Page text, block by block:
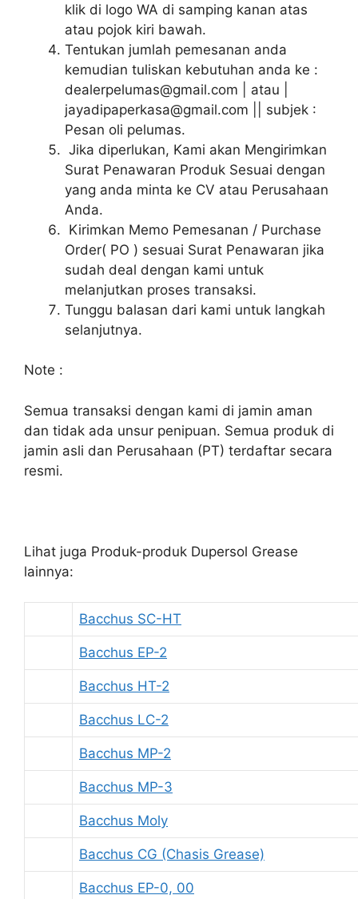
klik di logo WA di samping kanan atas
atau pojok kiri bawah.
Tentukan jumlah pemesanan anda
kemudian tuliskan kebutuhan anda ke :
dealerpelumas@gmail.com | atau |
jayadipaperkasa@gmail.com || subjek :
Pesan oli pelumas.
Jika diperlukan, Kami akan Mengirimkan
Surat Penawaran Produk Sesuai dengan
yang anda minta ke CV atau Perusahaan
Anda.
Kirimkan Memo Pemesanan / Purchase
Order( PO ) sesuai Surat Penawaran jika
sudah deal dengan kami untuk
melanjutkan proses transaksi.
Tunggu balasan dari kami untuk langkah
selanjutnya.
Note :
Semua transaksi dengan kami di jamin aman
dan tidak ada unsur penipuan. Semua produk di
jamin asli dan Perusahaan (PT) terdaftar secara
resmi.
Lihat juga Produk-produk Dupersol Grease
lainnya:
Bacchus SC-HT
Bacchus EP-2
Bacchus HT-2
Bacchus LC-2
Bacchus MP-2
Bacchus MP-3
Bacchus Moly
Bacchus CG (Chasis Grease)
Bacchus EP-0, 00